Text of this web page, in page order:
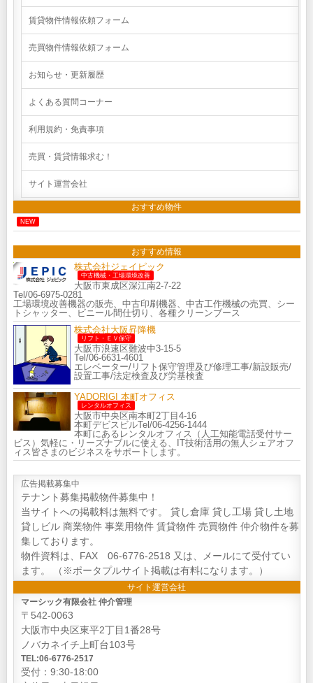
賃貸物件情報依頼フォーム
売買物件情報依頼フォーム
お知らせ・更新履歴
よくある質問コーナー
利用規約・免責事項
売買・賃貸情報求む！
サイト運営会社
おすすめ物件
NEW
おすすめ情報
株式会社ジェイピック
中古機械・工場環境改善
大阪市東成区深江南2-7-22
Tel/06-6975-0281
工場環境改善機器の販売、中古印刷機器、中古工作機械の売買、シー
トシャッター、ビニール間仕切り、各種クリーンブース
株式会社大阪昇降機
リフト・ＥＶ保守
大阪市浪速区難波中3-15-5
Tel/06-6631-4601
エレベーター/リフト保守管理及び修理工事/新設販売/
設置工事/法定検査及び労基検査
YADORIGI 本町オフィス
レンタルオフィス
大阪市中央区南本町2丁目4-16
本町デビスビルTel/06-4256-1444
本町にあるレンタルオフィス（人工知能電話受付サー
ビス）気軽に・リーズナブルに使える、IT技術活用の無人シェアオフ
ィス皆さまのビジネスをサポートします。
広告掲載募集中
テナント募集掲載物件募集中！
当サイトへの掲載料は無料です。 貸し倉庫 貸し工場 貸し土地
貸しビル 商業物件 事業用物件 賃貸物件 売買物件 仲介物件を募
集しております。
物件資料は、FAX 06-6776-2518 又は、メールにて受付てい
ます。 （※ポータプルサイト掲載は有料になります。）
サイト運営会社
マーシック有限会社 仲介管理
〒542-0063
大阪市中央区東平2丁目1番28号
ノバカネイチ上町台103号
TEL:06-6776-2517
受付：9:30-18:00